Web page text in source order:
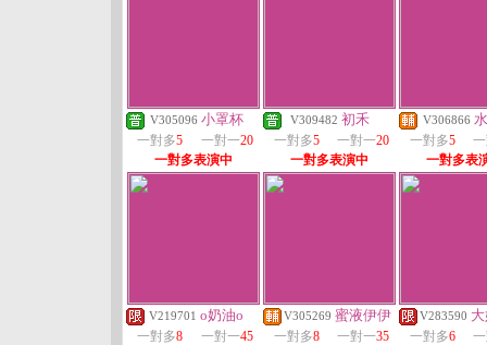
V305096 小罩杯
一對多5 一對一20
一對多表演中
V309482 初禾
一對多5 一對一20
一對多表演中
V306866
一對多5
一對多表
V219701 o奶油o
一對多8 一對一45
V305269 蜜液伊伊
一對多8 一對一35
V283590
一對多6